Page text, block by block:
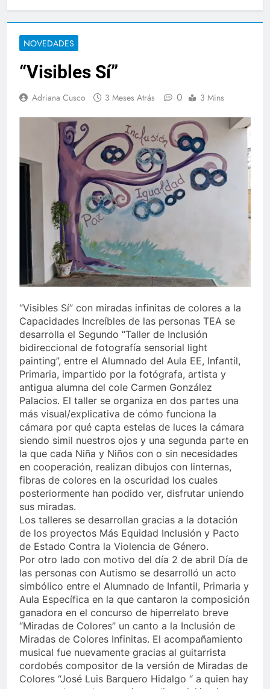
NOVEDADES
“Visibles Sí”
Adriana Cusco 3 Meses Atrás 0 3 Mins
“Visibles Sí” con miradas infinitas de colores a la
Capacidades Increíbles de las personas TEA se
desarrolla el Segundo “Taller de Inclusión
bidireccional de fotografía sensorial light
painting”, entre el Alumnado del Aula EE, Infantil,
Primaria, impartido por la fotógrafa, artista y
antigua alumna del cole Carmen González
Palacios. El taller se organiza en dos partes una
más visual/explicativa de cómo funciona la
cámara por qué capta estelas de luces la cámara
siendo simil nuestros ojos y una segunda parte en
la que cada Niña y Niños con o sin necesidades
en cooperación, realizan dibujos con linternas,
fibras de colores en la oscuridad los cuales
posteriormente han podido ver, disfrutar uniendo
sus miradas.
Los talleres se desarrollan gracias a la dotación
de los proyectos Más Equidad Inclusión y Pacto
de Estado Contra la Violencia de Género.
Por otro lado con motivo del día 2 de abril Día de
las personas con Autismo se desarrolló un acto
simbólico entre el Alumnado de Infantil, Primaria y
Aula Específica en la que cantaron la composición
ganadora en el concurso de hiperrelato breve
“Miradas de Colores” un canto a la Inclusión de
Miradas de Colores Infinitas. El acompañamiento
musical fue nuevamente gracias al guitarrista
cordobés compositor de la versión de Miradas de
Colores “José Luis Barquero Hidalgo “ a quien hay